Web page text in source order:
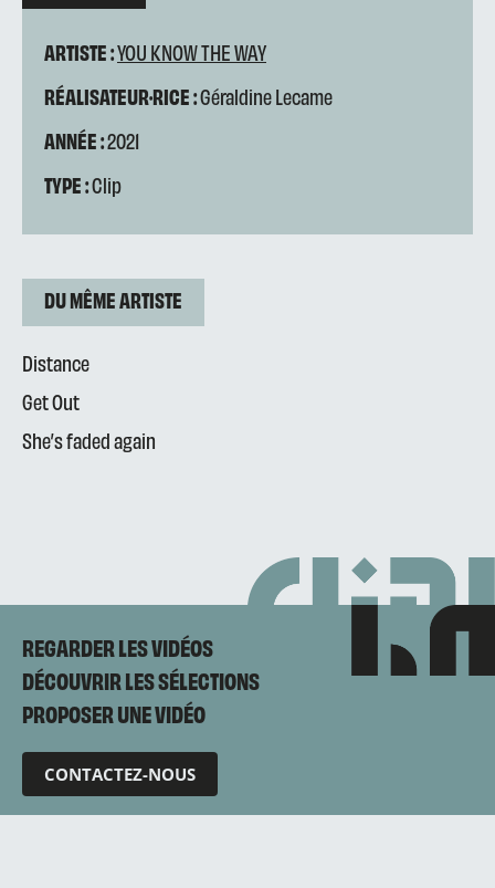
ARTISTE :YOU KNOW THE WAY
RÉALISATEUR·RICE :Géraldine Lecame
ANNÉE :2021
TYPE :Clip
DU MÊME ARTISTE
Distance
Get Out
She’s faded again
REGARDER LES VIDÉOS
DÉCOUVRIR LES SÉLECTIONS
PROPOSER UNE VIDÉO
CONTACTEZ-NOUS